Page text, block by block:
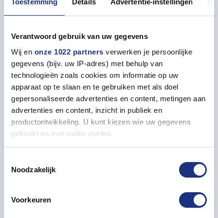
Toestemming Details Advertentie-instellingen
Verantwoord gebruik van uw gegevens
Wij en onze 1022 partners verwerken je persoonlijke
gegevens (bijv. uw IP-adres) met behulp van
technologieën zoals cookies om informatie op uw
apparaat op te slaan en te gebruiken met als doel
gepersonaliseerde advertenties en content, metingen aan
advertenties en content, inzicht in publiek en
productontwikkeling. U kunt kiezen wie uw gegevens
gebruikt en met welke doelen.
Informatie verzamelen over uw geografische locatie,
Uw apparaat identificeren door het actief te scannen
op specifieke eigenschappen (fingerprinting)
Noodzakelijk
Voorkeuren
• AMMO MIG ATOM Verf Zeehond Grijs
Eigenschappen
ALGEMEEN
Inhoud
Verf passend bij